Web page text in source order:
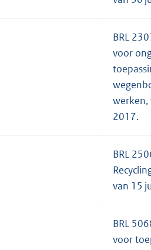
BRL
voor
werken,
2017.
BRL
van 15
BRL
voor